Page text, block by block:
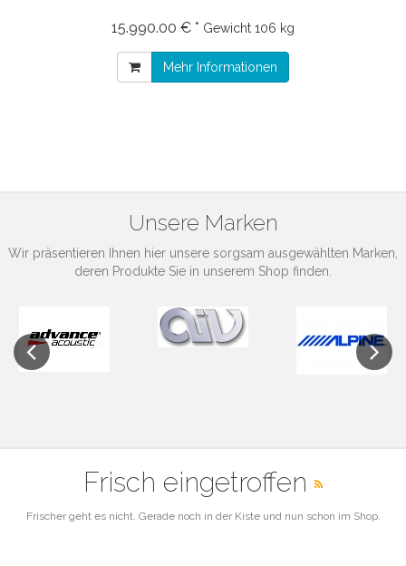
15.990.00 € * Gewicht 106 kg
Mehr Informationen
Unsere Marken
Wir präsentieren Ihnen hier unsere sorgsam ausgewählten Marken,
deren Produkte Sie in unserem Shop finden.
Frisch eingetroffen
Frischer geht es nicht. Gerade noch in der Kiste und nun schon im Shop.